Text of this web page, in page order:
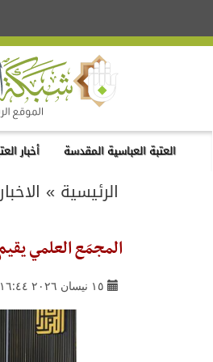
العتبة العباسية المقدسة أخبار
الرئيسية » الاخبار
المجمَع العلمي
١٥ نيسان ٢٠٢٦ ١٦:٤٤